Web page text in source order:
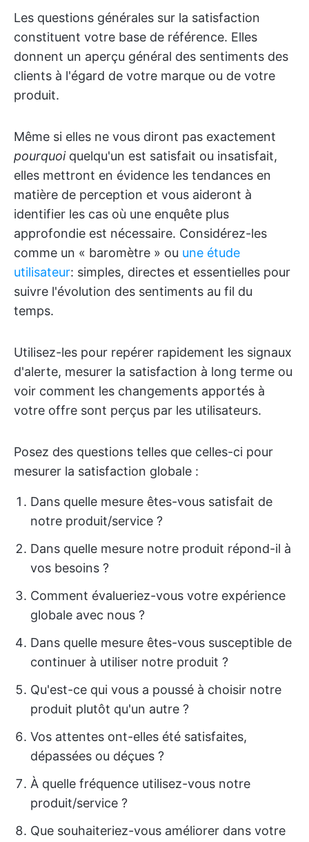
Les questions générales sur la satisfaction
constituent votre base de référence. Elles
donnent un aperçu général des sentiments des
clients à l'égard de votre marque ou de votre
produit.
Même si elles ne vous diront pas exactement
pourquoiquelqu'un est satisfait ou insatisfait,
elles mettront en évidence les tendances en
matière de perception et vous aideront à
identifier les cas où une enquête plus
approfondie est nécessaire. Considérez-les
comme un « baromètre » ou une étude
utilisateur: simples, directes et essentielles pour
suivre l'évolution des sentiments au fil du
temps.
Utilisez-les pour repérer rapidement les signaux
d'alerte, mesurer la satisfaction à long terme ou
voir comment les changements apportés à
votre offre sont perçus par les utilisateurs.
Posez des questions telles que celles-ci pour
mesurer la satisfaction globale :
Dans quelle mesure êtes-vous satisfait de
notre produit/service ?
Dans quelle mesure notre produit répond-il à
vos besoins ?
Comment évalueriez-vous votre expérience
globale avec nous ?
Dans quelle mesure êtes-vous susceptible de
continuer à utiliser notre produit ?
Qu'est-ce qui vous a poussé à choisir notre
produit plutôt qu'un autre ?
Vos attentes ont-elles été satisfaites,
dépassées ou déçues ?
À quelle fréquence utilisez-vous notre
produit/service ?
Que souhaiteriez-vous améliorer dans votre